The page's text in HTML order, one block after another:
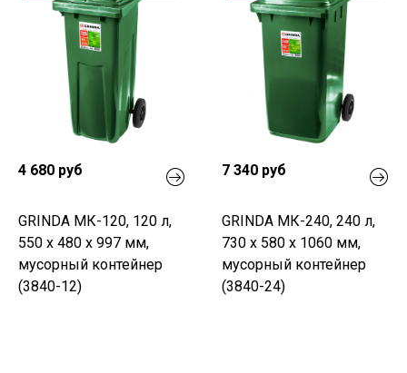
4 680 руб
GRINDA МК-120, 120 л,
550 х 480 х 997 мм,
мусорный контейнер
(3840-12)
7 340 руб
GRINDA МК-240, 240 л,
730 х 580 х 1060 мм,
мусорный контейнер
(3840-24)